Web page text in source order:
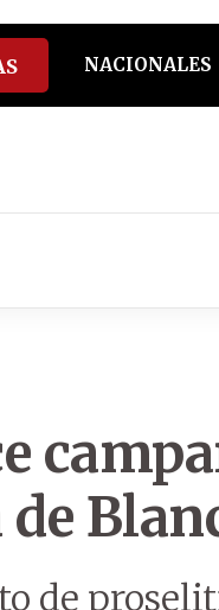
NACIONALES
de